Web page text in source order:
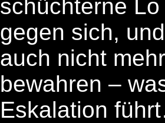
schüchterne
gegen sich,
auch nicht
bewahren –
Eskalation